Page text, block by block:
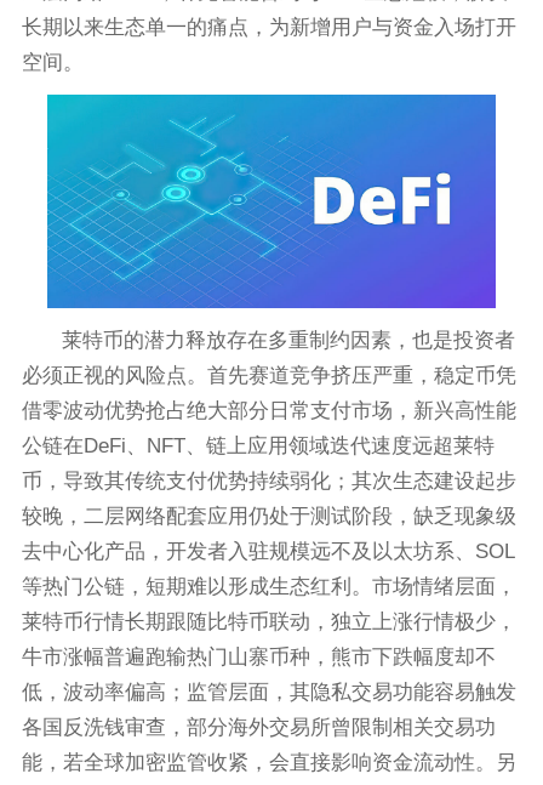
长期以来生态单一的痛点，为新增用户与资金入场打开
空间。
莱特币的潜力释放存在多重制约因素，也是投资者
必须正视的风险点。首先赛道竞争挤压严重，稳定币凭
借零波动优势抢占绝大部分日常支付市场，新兴高性能
公链在DeFi、NFT、链上应用领域迭代速度远超莱特
币，导致其传统支付优势持续弱化；其次生态建设起步
较晚，二层网络配套应用仍处于测试阶段，缺乏现象级
去中心化产品，开发者入驻规模远不及以太坊系、SOL
等热门公链，短期难以形成生态红利。市场情绪层面，
莱特币行情长期跟随比特币联动，独立上涨行情极少，
牛市涨幅普遍跑输热门山寨币种，熊市下跌幅度却不
低，波动率偏高；监管层面，其隐私交易功能容易触发
各国反洗钱审查，部分海外交易所曾限制相关交易功
能，若全球加密监管收紧，会直接影响资金流动性。另